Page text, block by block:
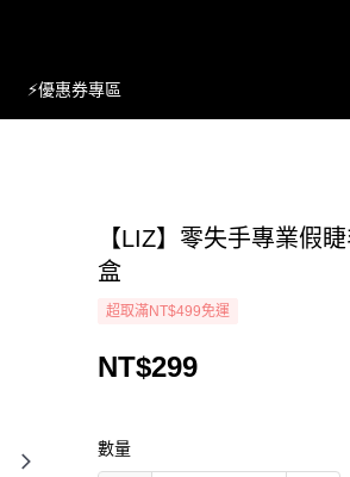
⚡優惠券專區
【LIZ】零失手專業假
盒
超取滿NT$499免運
NT$299
數量